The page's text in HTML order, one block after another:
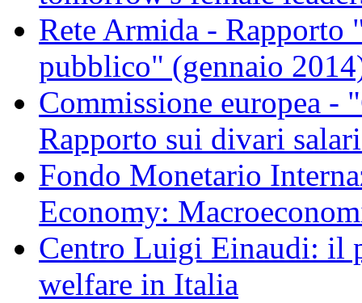
Rete Armida - Rapporto
pubblico" (gennaio
Commissione europea -
Rapporto sui divari
Fondo Monetario
Economy:
Centro Luigi Einaudi: il
welfare in Italia